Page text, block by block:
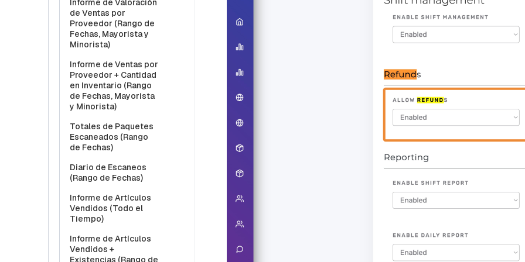
Informe de Valoración
de Ventas por
Proveedor (Rango de
Fechas, Mayorista y
Minorista)
Informe de Ventas por
Proveedor + Cantidad
en Inventario (Rango
de Fechas, Mayorista
y Minorista)
Totales de Paquetes
Escaneados (Rango
de Fechas)
Diario de Escaneos
(Rango de Fechas)
Informe de Artículos
Vendidos (Todo el
Tiempo)
Informe de Artículos
Vendidos +
Existencias (Rango de